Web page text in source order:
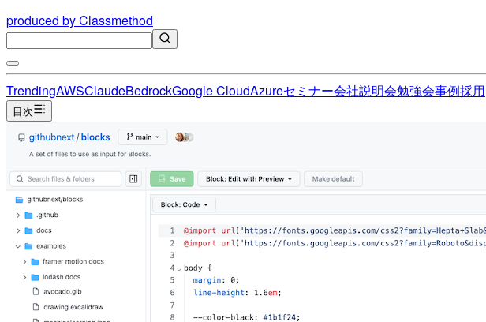
produced by Classmethod
TrendingAWSClaudeBedrockGoogle CloudAzureセミナー会社説明会勉強会事例採用
目次